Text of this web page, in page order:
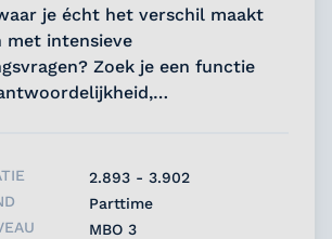
je écht het verschil maakt
intensieve
Zoek je een functie
nu!...
2.893 - 3.902
Parttime
MBO 3